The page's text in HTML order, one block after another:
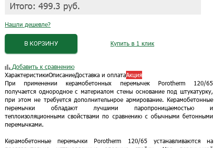
Итого: 499.3 руб.
Нашли дешевле?
Купить в 1 клик
В КОРЗИНУ
Добавить к сравнению
ХарактеристикиОписаниеДоставка и оплатаАкция
При применении керамобетонных перемычек Porotherm 120/65
получается однородное с материалом стены основание под штукатурку,
при этом не требуется дополнительнрое армирование. Керамобетонные
перемычки обладают лучшими паропроницаемостью и
теплоизоляционными свойствами по сравнению с обычными бетонными
перемычками.
Керамобетонные перемычки Porotherm 120/65 устанавливаются на